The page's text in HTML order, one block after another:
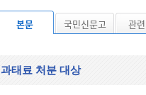
본문 국민신문고 관
과태료 처분 대상